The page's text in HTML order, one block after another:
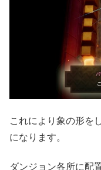
これにより象の形を
になります。
ダンジョン各所に配